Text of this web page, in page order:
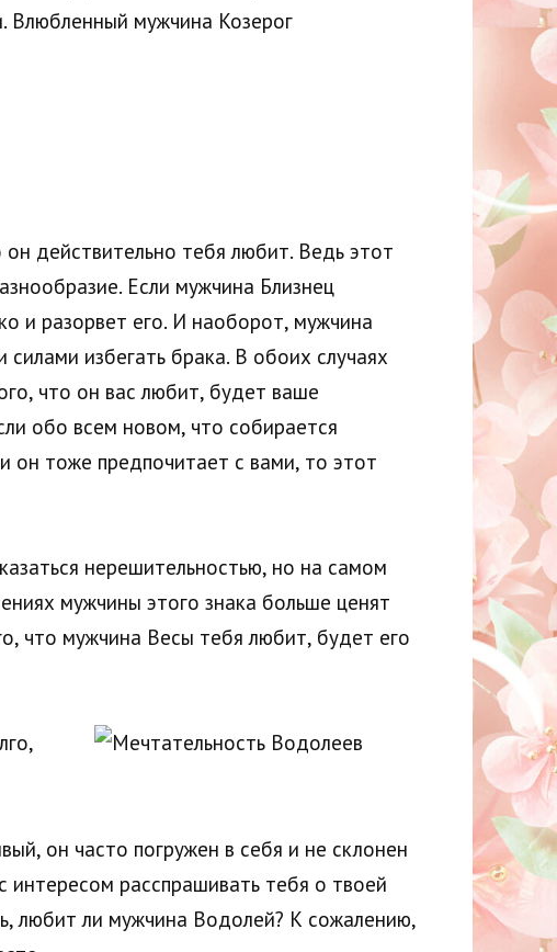
Влюбленный мужчина Козерог
действительно тебя любит. Ведь этот
Если мужчина Близнец
и разорвет его. И наоборот, мужчина
избегать брака. В обоих случаях
что он вас любит, будет ваше
обо всем новом, что собирается
он тоже предпочитает с вами, то этот
нерешительностью, но на самом
мужчины этого знака больше ценят
что мужчина Весы тебя любит, будет его
он часто погружен в себя и не склонен
расспрашивать тебя о твоей
любит ли мужчина Водолей? К сожалению,